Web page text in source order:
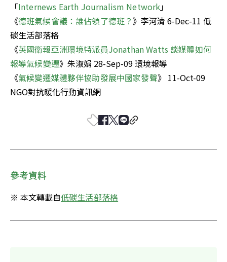
「Internews Earth Journalism Network」
《德班氣候會議：誰佔領了德班？》李河清 6-Dec-11 低
碳生活部落格
《英國衛報亞洲環境特派員Jonathan Watts 談媒體如何
報導氣候變遷》朱淑娟 28-Sep-09 環境報導
《氣候變遷媒體夥伴協助發展中國家發聲》 11-Oct-09
NGO對抗暖化行動資訊網
參考資料
※ 本文轉載自低碳生活部落格